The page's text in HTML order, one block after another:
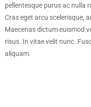
pellentesque purus ac nulla
Cras eget arcu scelerisque,
Maecenas dictum euismod
risus. In vitae velit nunc.
aliquam.